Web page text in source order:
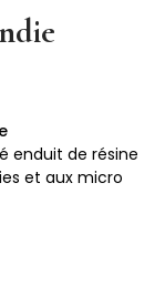
enduit de résine
et aux micro